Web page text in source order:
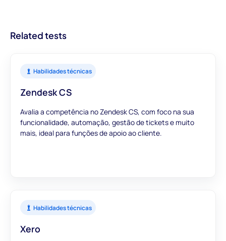
Related tests
Habilidades técnicas
Zendesk CS
Avalia a competência no Zendesk CS, com foco na sua
funcionalidade, automação, gestão de tickets e muito
mais, ideal para funções de apoio ao cliente.
Habilidades técnicas
Xero